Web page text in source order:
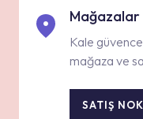
Mağazalar
Kale
mağaza ve
SATIŞ